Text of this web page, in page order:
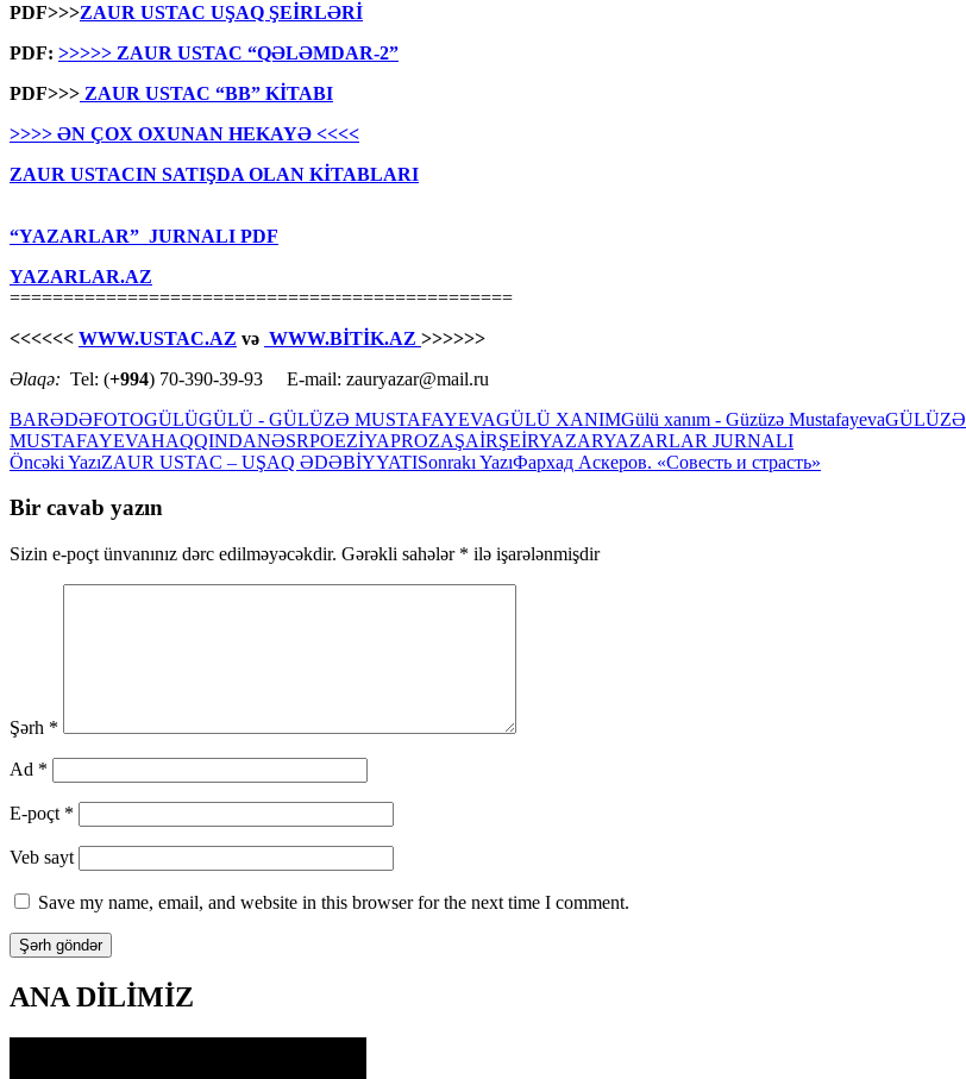
PDF>>>ZAUR USTAC UŞAQ ŞEİRLƏRİ
PDF: >>>>> ZAUR USTAC “QƏLƏMDAR-2”
PDF>>> ZAUR USTAC “BB” KİTABI
>>>> ƏN ÇOX OXUNAN HEKAYƏ <<<<
ZAUR USTACIN SATIŞDA OLAN KİTABLARI
“YAZARLAR” JURNALI PDF
YAZARLAR.AZ
===============================================
<<<<<< WWW.USTAC.AZ və WWW.BİTİK.AZ >>>>>>
Əlaqə: Tel: (+994) 70-390-39-93 E-mail: zauryazar@mail.ru
BARƏDƏFOTOGÜLÜGÜLÜ - GÜLÜZƏ MUSTAFAYEVAGÜLÜ XANIMGülü xanım - Güzüzə MustafayevaGÜLÜZƏ
MUSTAFAYEVAHAQQINDANƏSRPOEZİYAPROZAŞAİRŞEİRYAZARYAZARLAR JURNALI
Yazılar
üzrə
naviqasiya
Öncəki YazıZAUR USTAC – UŞAQ ƏDƏBİYYATISonrakı YazıФархад Аскеров. «Совесть и страсть»
Bir cavab yazın
Sizin e-poçt ünvanınız dərc edilməyəcəkdir. Gərəkli sahələr * ilə işarələnmişdir
Şərh *
Ad *
E-poçt *
Veb sayt
Save my name, email, and website in this browser for the next time I comment.
ANA DİLİMİZ